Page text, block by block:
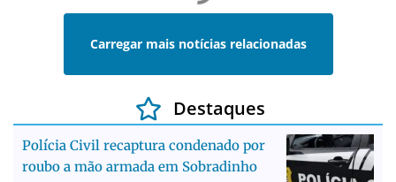
Carregar mais notícias relacionadas
Destaques
Polícia Civil recaptura condenado por
roubo a mão armada em Sobradinho